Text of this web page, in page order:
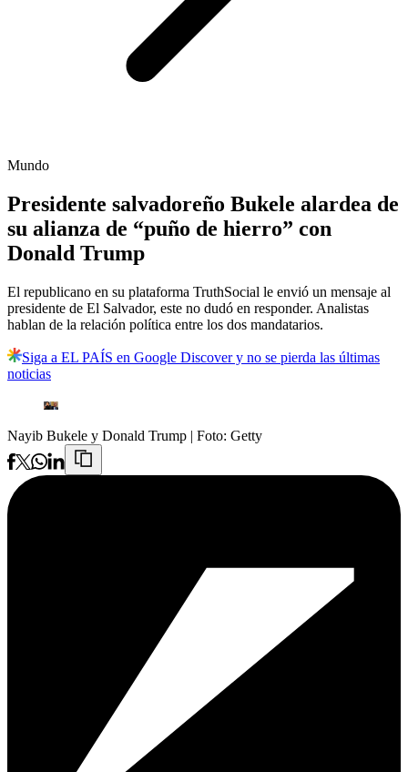
Mundo
Presidente salvadoreño Bukele alardea de
su alianza de “puño de hierro” con
Donald Trump
El republicano en su plataforma TruthSocial le envió un mensaje al
presidente de El Salvador, este no dudó en responder. Analistas
hablan de la relación política entre los dos mandatarios.
Siga a EL PAÍS en Google Discover y no se pierda las últimas
noticias
Nayib Bukele y Donald Trump | Foto: Getty